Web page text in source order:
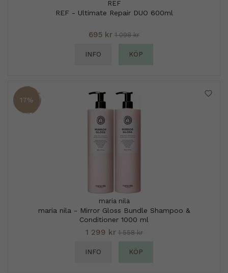
REF
REF - Ultimate Repair DUO 600ml
695 kr 1 098 kr
INFO KÖP
17%
maria nila
maria nila - Mirror Gloss Bundle Shampoo &
Conditioner 1000 ml
1 299 kr 1 558 kr
INFO KÖP